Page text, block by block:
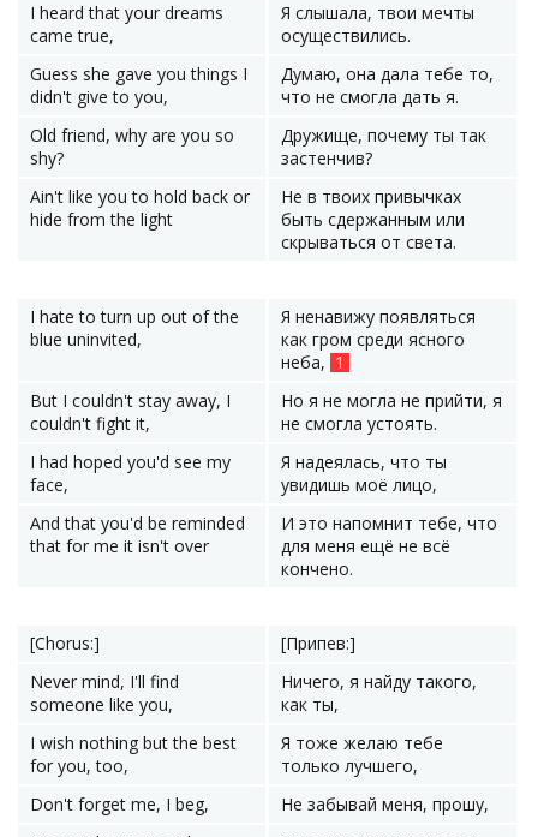
I heard that your dreams
came true,
Я слышала, твои мечты
осуществились.
Guess she gave you things I
didn't give to you,
Думаю, она дала тебе то,
что не смогла дать я.
Old friend, why are you so
shy?
Дружище, почему ты так
застенчив?
Ain't like you to hold back or
hide from the light
Не в твоих привычках
быть сдержанным или
скрываться от света.
I hate to turn up out of the
blue uninvited,
Я ненавижу появляться
как гром среди ясного
неба, 1
But I couldn't stay away, I
couldn't fight it,
Но я не могла не прийти, я
не смогла устоять.
I had hoped you'd see my
face,
Я надеялась, что ты
увидишь моё лицо,
And that you'd be reminded
that for me it isn't over
И это напомнит тебе, что
для меня ещё не всё
кончено.
[Chorus:]
[Припев:]
Never mind, I'll find
someone like you,
Ничего, я найду такого,
как ты,
I wish nothing but the best
for you, too,
Я тоже желаю тебе
только лучшего,
Don't forget me, I beg,
Не забывай меня, прошу,